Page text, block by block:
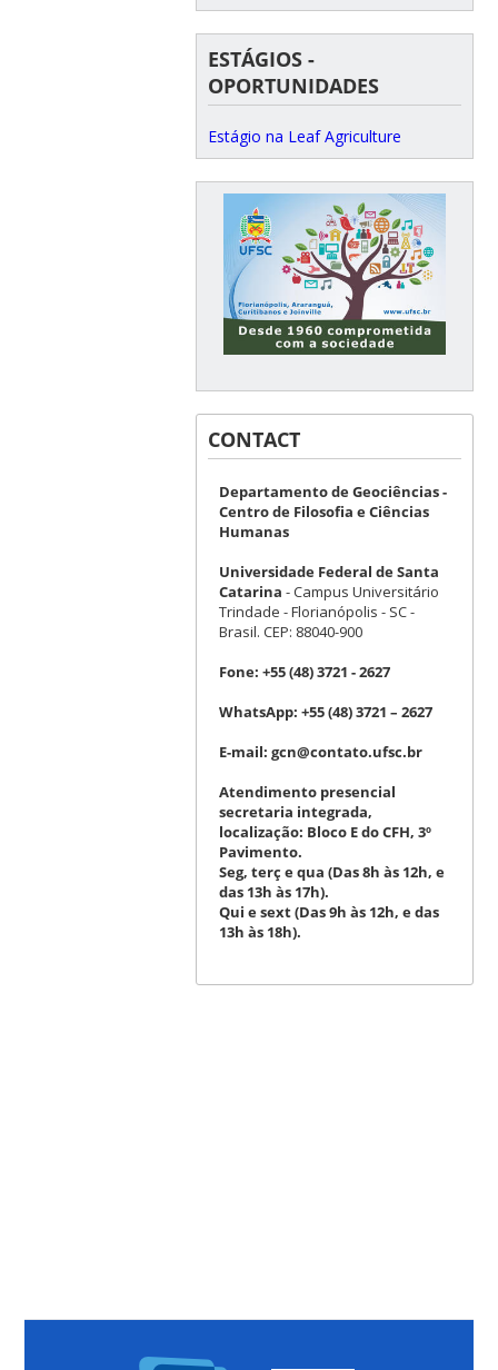
ESTÁGIOS -
OPORTUNIDADES
Estágio na Leaf Agriculture
CONTACT
Departamento de Geociências -
Centro de Filosofia e Ciências
Humanas
Universidade Federal de Santa
Catarina - Campus Universitário
Trindade - Florianópolis - SC -
Brasil. CEP: 88040-900
Fone: +55 (48) 3721 - 2627
WhatsApp: +55 (48) 3721 – 2627
E-mail: gcn@contato.ufsc.br
Atendimento presencial
secretaria integrada,
localização: Bloco E do CFH, 3º
Pavimento.
Seg, terç e qua (Das 8h às 12h, e
das 13h às 17h).
Qui e sext (Das 9h às 12h, e das
13h às 18h).